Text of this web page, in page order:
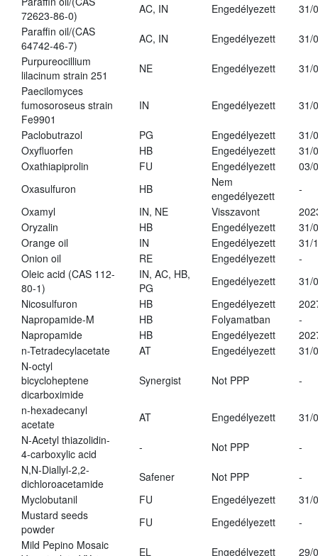
72623-86-0)
AC, IN Engedélyezett
31/
Paraffin oil/(CAS
64742-46-7)
AC, IN Engedélyezett
31/
Purpureocillium
lilacinum strain 251
NE Engedélyezett
31/
Paecilomyces
fumosoroseus strain
Fe9901
IN Engedélyezett 31/
Paclobutrazol PG Engedélyezett
31/
Oxyfluorfen
HB Engedélyezett
31/
Oxathiapiprolin
FU Engedélyezett
03/
Oxasulfuron
HB
Nem
engedélyezett
-
Oxamyl
IN, NE Visszavont
Oryzalin
HB Engedélyezett
31/
Orange oil
IN Engedélyezett
31/
Onion oil
RE Engedélyezett
-
Oleic acid (CAS 112-
80-1)
IN, AC, HB,
PG
Engedélyezett
31/
Nicosulfuron
HB Engedélyezett
Napropamide-M
HB Folyamatban
-
Napropamide
HB Engedélyezett
n-Tetradecylacetate
AT Engedélyezett
31/
N-octyl
bicycloheptene
dicarboximide
Synergist Not PPP -
n-hexadecanyl
acetate
AT Engedélyezett
31/
N-Acetyl thiazolidin-
4-carboxylic acid
- Not PPP
-
N,N-Diallyl-2,2-
dichloroacetamide
Safener Not PPP
-
Myclobutanil
FU Engedélyezett
31/
Mustard seeds
powder
FU Engedélyezett
-
Mild Pepino Mosaic
EL Engedélyezett
29/